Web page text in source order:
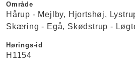
Område
Hårup - Mejlby Hjortshøj
Skæring - Egå
Skødstrup -
Hørings-id
H1154